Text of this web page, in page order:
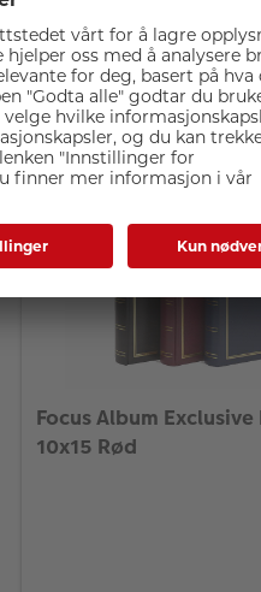
Marker
Focus Album
10x15 Rød